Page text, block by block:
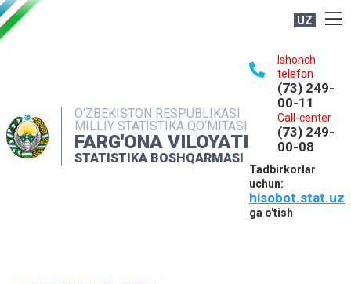
UZ
O‘ZBEKISTON RESPUBLIKASI
MILLIY STATISTIKA QO‘MITASI
FARG'ONA VILOYATI
STATISTIKA BOSHQARMASI
Ishonch
telefon
(73) 249-
00-11
Call-center
(73) 249-
00-08
Tadbirkorlar
uchun:
hisobot.stat.uz
ga o'tish
NASHRLAR
INTERAKTIV XIZMATLAR
MATBUOT XIZMATI